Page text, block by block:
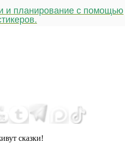
и планирование с помощью
сказки!